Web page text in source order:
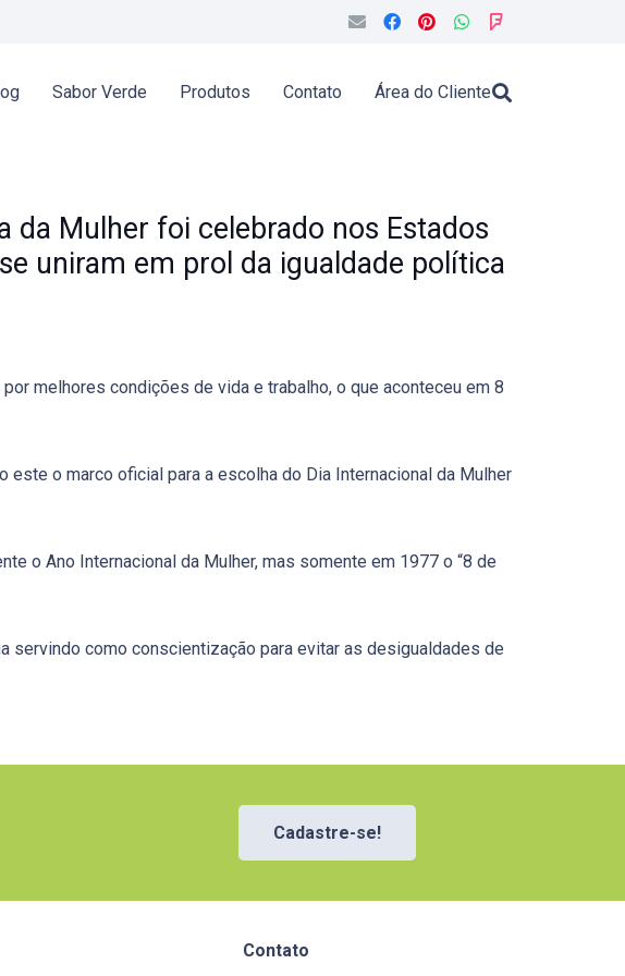
Sabor Verde Produtos Contato Área do Cliente
Mulher foi celebrado nos Estados
uniram em prol da igualdade política
melhores condições de vida e trabalho, o que aconteceu em 8
o marco oficial para a escolha do Dia Internacional da Mulher
o Ano Internacional da Mulher, mas somente em 1977 o “8 de
servindo como conscientização para evitar as desigualdades de
Cadastre-se!
Contato